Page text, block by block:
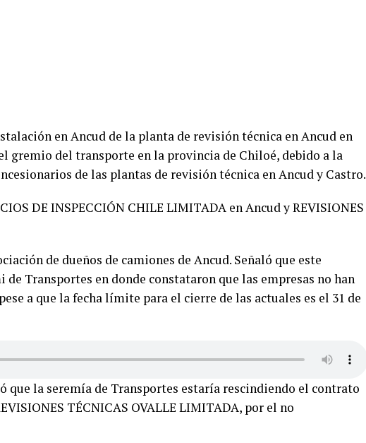
en Ancud de la planta de revisión técnica en Ancud en
gremio del transporte en la provincia de Chiloé, debido a la
de las plantas de revisión técnica en Ancud y Castro.
DE INSPECCIÓN CHILE LIMITADA en Ancud y REVISIONES
de dueños de camiones de Ancud. Señaló que este
Transportes en donde constataron que las empresas no han
a que la fecha límite para el cierre de las actuales es el 31 de
que la seremía de Transportes estaría rescindiendo el contrato
TÉCNICAS OVALLE LIMITADA, por el no